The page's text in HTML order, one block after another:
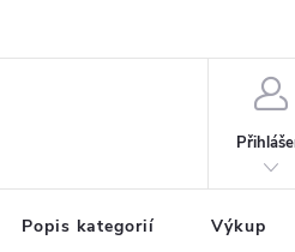
Popis kategorií Výkup